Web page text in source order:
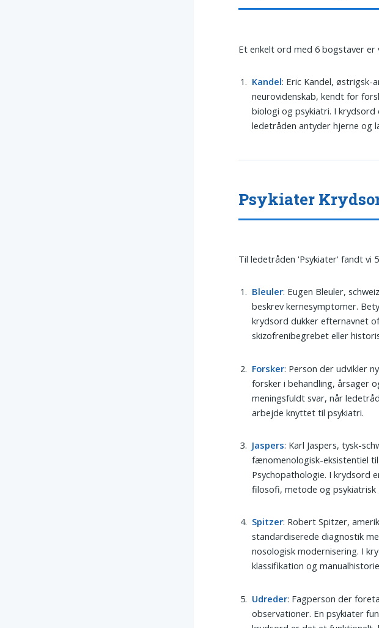
Et enkelt ord med 6 bogstaver er
Kandel: Eric Kandel, østrigsk-
neurovidenskab, kendt for
biologi og psykiatri. I
ledetråden antyder hjerne og
Psykiater
Til ledetråden 'Psykiater' fandt vi
Bleuler: Eugen Bleuler,
beskrev kernesymptomer.
krydsord dukker efternavnet
skizofrenibegrebet eller
Forsker: Person der udvikler
forsker i behandling, årsager
meningsfuldt svar, når
arbejde knyttet til psykiatri.
Jaspers: Karl Jaspers, tysk-
fænomenologisk-eksistentiel
Psychopathologie. I krydsord
filosofi, metode og psykiatrisk
Spitzer: Robert Spitzer,
standardiserede diagnostik
nosologisk modernisering. I
klassifikation og
Udreder: Fagperson der
observationer. En psykiater